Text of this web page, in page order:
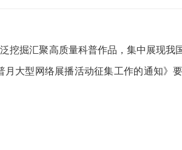
挖掘汇聚高质量科普作品，集中展现我
大型网络展播活动征集工作的通知》